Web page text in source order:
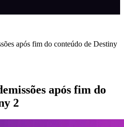
após fim do conteúdo de Destiny
após fim do
2